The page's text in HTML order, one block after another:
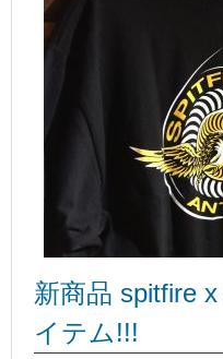
新商品 spitfire
イテム!!!